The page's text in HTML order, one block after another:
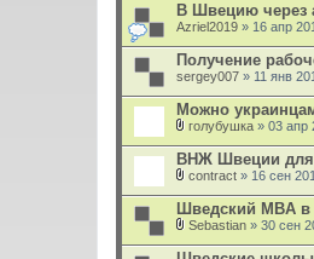
В Швецию через
Azriel2019 » 16 апр
Получение
sergey007 » 11 янв
Можно
л
о
ж
е
н
и
голубушка » 03 апр
ВНЖ Швеции для
л
о
ж
е
contract » 16 сен
Шведский МBA в
л
Sebastian » 30 сен